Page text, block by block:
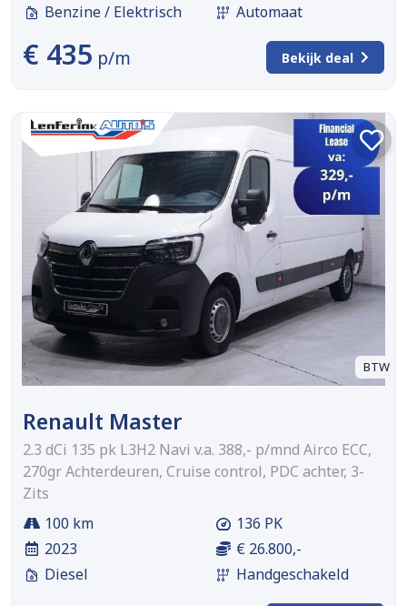
Benzine / Elektrisch
Automaat
€ 435 p/m Bekijk deal
BTW
Renault Master
2.3 dCi 135 pk L3H2 Navi v.a. 388,- p/mnd Airco ECC,
270gr Achterdeuren, Cruise control, PDC achter, 3-
Zits
100 km
2023
Diesel
136 PK
€ 26.800,-
Handgeschakeld